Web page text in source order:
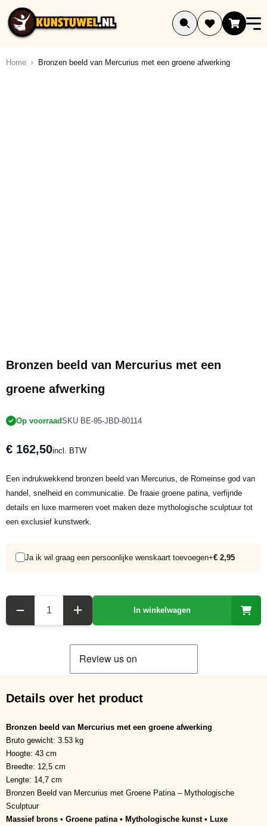
Ga naar de inhoud
Home Bronzen beeld van Mercurius met een groene afwerking
Bronzen beeld van Mercurius met een
groene afwerking
Op voorraadSKU BE-95-JBD-80114
€ 162,50incl. BTW
Een indrukwekkend bronzen beeld van Mercurius, de Romeinse god van
handel, snelheid en communicatie. De fraaie groene patina, verfijnde
details en luxe marmeren voet maken deze mythologische sculptuur tot
een exclusief kunstwerk.
Ja ik wil graag een persoonlijke wenskaart toevoegen+€ 2,95
In winkelwagen
Details over het product
Bronzen beeld van Mercurius met een groene afwerking
Bruto gewicht: 3.53 kg
Hoogte: 43 cm
Breedte: 12,5 cm
Lengte: 14,7 cm
Bronzen Beeld van Mercurius met Groene Patina – Mythologische
Sculptuur
Massief brons • Groene patina • Mythologische kunst • Luxe